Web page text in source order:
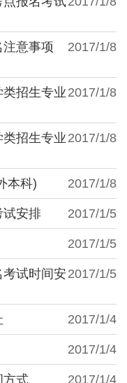
2017/1/8
意事项
2017/1/8
招生专业
2017/1/8
招生专业
2017/1/8
本科)
2017/1/5
试安排
2017/1/5
2017/1/5
试时间安
2017/1/4
2017/1/4
2017/1/4
方式